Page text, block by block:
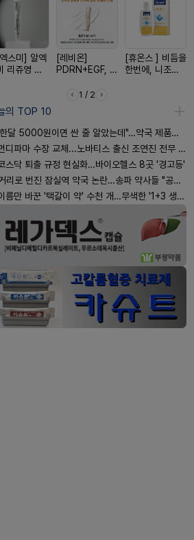
스미] 알엑
리쥬영 울
림
[레비온]
PDRN+EGF, 레
EGF 크림
[휴온스 ] 비듬을
한번에, 니조랄
1 / 2
의 TOP 10
달 5000원이면 싼 줄 알았는데"…약국 제품과 비교해보니
디파마 수장 교체...노바티스 출신 조연진 전무 내정
스닥 퇴출 규정 현실화…바이오헬스 8곳 '경고등'
리로 번진 잠실역 약국 논란…송파 약사들 "공공성 훼손"
름만 바꾼 '택갈이 약' 수천 개…무색한 '1+3 생동'